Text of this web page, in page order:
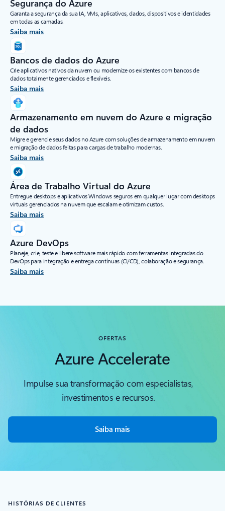
Segurança do Azure
Garanta a segurança da sua IA, VMs, aplicativos, dados, dispositivos e identidades
em todas as camadas.
Saiba mais
Bancos de dados do Azure
Crie aplicativos nativos da nuvem ou modernize os existentes com bancos de
dados totalmente gerenciados e flexíveis.
Saiba mais
Armazenamento em nuvem do Azure e migração
de dados
Migre e gerencie seus dados no Azure com soluções de armazenamento em nuvem
e migração de dados feitas para cargas de trabalho modernas.
Saiba mais
Área de Trabalho Virtual do Azure
Entregue desktops e aplicativos Windows seguros em qualquer lugar com desktops
virtuais gerenciados na nuvem que escalam e otimizam custos.
Saiba mais
Azure DevOps
Planeje, crie, teste e libere software mais rápido com ferramentas integradas do
DevOps para integração e entrega contínuas (CI/CD), colaboração e segurança.
Saiba mais
OFERTAS
Azure Accelerate
Impulse sua transformação com especialistas,
investimentos e recursos.
Saiba mais
HISTÓRIAS DE CLIENTES